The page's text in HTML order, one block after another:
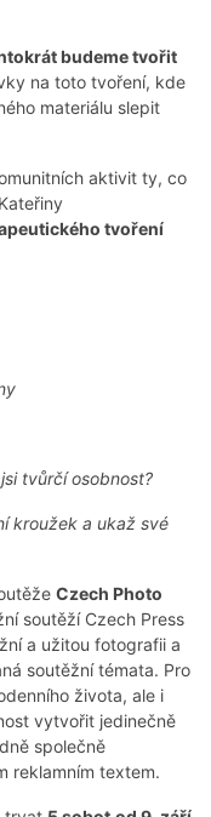
budeme tvořit
na toto tvoření, kde
materiálu slepit
aktivit ty, co
tvoření
tvůrčí osobnost?
kroužek a ukaž své
Czech Photo
soutěží Czech Press
a užitou fotografii a
soutěžní témata. Pro
života, ale i
vytvořit jedinečně
společně
reklamním textem.